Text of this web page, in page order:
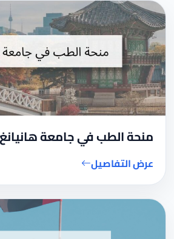
منحة الطب في جامعة هانيانغ
عرض التفاصيل